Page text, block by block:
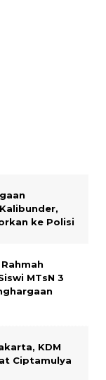
ke Polisi
MTsN 3
KDM
Ciptamulya